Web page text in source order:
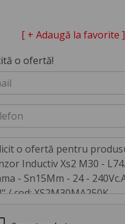
[ + Adaugă la favorite ]
o ofertă!